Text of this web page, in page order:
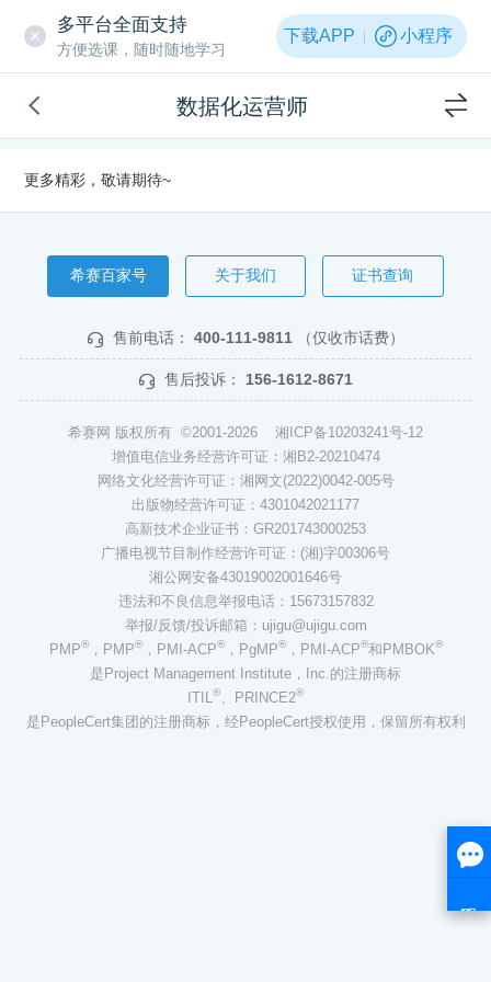
多平台全面支持
方便选课，随时随地学习
下载APP 小程序
数据化运营师
更多精彩，敬请期待~
希赛百家号 关于我们 证书查询
售前电话： 400-111-9811 （仅收市话费）
售后投诉： 156-1612-8671
希赛网 版权所有 ©2001-2026 湘ICP备10203241号-12
增值电信业务经营许可证：湘B2-20210474
网络文化经营许可证：湘网文(2022)0042-005号
出版物经营许可证：4301042021177
高新技术企业证书：GR201743000253
广播电视节目制作经营许可证：(湘)字00306号
湘公网安备43019002001646号
违法和不良信息举报电话：15673157832
举报/反馈/投诉邮箱：ujigu@ujigu.com
PMP®，PMP®，PMI-ACP®，PgMP®，PMI-ACP®和PMBOK®
是Project Management Institute，Inc.的注册商标
ITIL®、PRINCE2®
是PeopleCert集团的注册商标，经PeopleCert授权使用，保留所有权利